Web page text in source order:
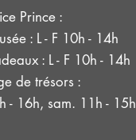
Prince :
: L - F 10h - 14h
: L - F 10h - 14h
de trésors :
- 16h, sam. 11h - 15h